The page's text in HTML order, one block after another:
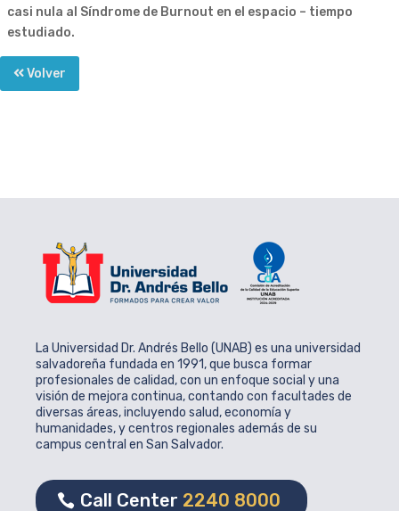
casi nula al Síndrome de Burnout en el espacio – tiempo
estudiado.
Volver
La Universidad Dr. Andrés Bello (UNAB) es una universidad
salvadoreña fundada en 1991, que busca formar
profesionales de calidad, con un enfoque social y una
visión de mejora continua, contando con facultades de
diversas áreas, incluyendo salud, economía y
humanidades, y centros regionales además de su
campus central en San Salvador.
Call Center 2240 8000